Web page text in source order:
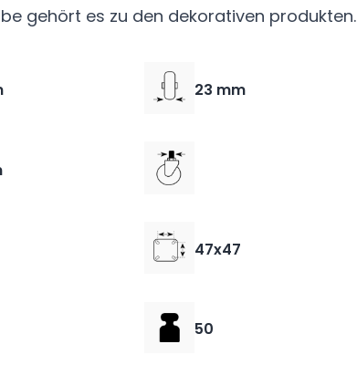
gehört es zu den dekorativen produkten.
23 mm
47x47
50